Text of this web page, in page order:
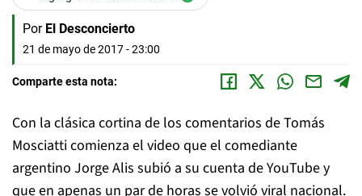
Por El Desconcierto
21 de mayo de 2017 - 23:00
Comparte esta nota:
Con la clásica cortina de los comentarios de Tomás
Mosciatti comienza el video que el comediante
argentino Jorge Alis subió a su cuenta de YouTube y
que en apenas un par de horas se volvió viral nacional.